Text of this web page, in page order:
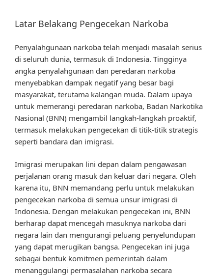
Latar Belakang Pengecekan Narkoba
Penyalahgunaan narkoba telah menjadi masalah serius
di seluruh dunia, termasuk di Indonesia. Tingginya
angka penyalahgunaan dan peredaran narkoba
menyebabkan dampak negatif yang besar bagi
masyarakat, terutama kalangan muda. Dalam upaya
untuk memerangi peredaran narkoba, Badan Narkotika
Nasional (BNN) mengambil langkah-langkah proaktif,
termasuk melakukan pengecekan di titik-titik strategis
seperti bandara dan imigrasi.
Imigrasi merupakan lini depan dalam pengawasan
perjalanan orang masuk dan keluar dari negara. Oleh
karena itu, BNN memandang perlu untuk melakukan
pengecekan narkoba di semua unsur imigrasi di
Indonesia. Dengan melakukan pengecekan ini, BNN
berharap dapat mencegah masuknya narkoba dari
negara lain dan mengurangi peluang penyelundupan
yang dapat merugikan bangsa. Pengecekan ini juga
sebagai bentuk komitmen pemerintah dalam
menanggulangi permasalahan narkoba secara